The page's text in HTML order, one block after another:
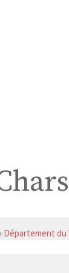
Département du